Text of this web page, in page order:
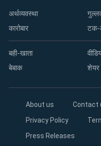
अर्थव्यवस्था
कारोबार
टक-
बही-खाता
बेबाक
शेयर
About us Contact
Privacy Policy
Press Releases